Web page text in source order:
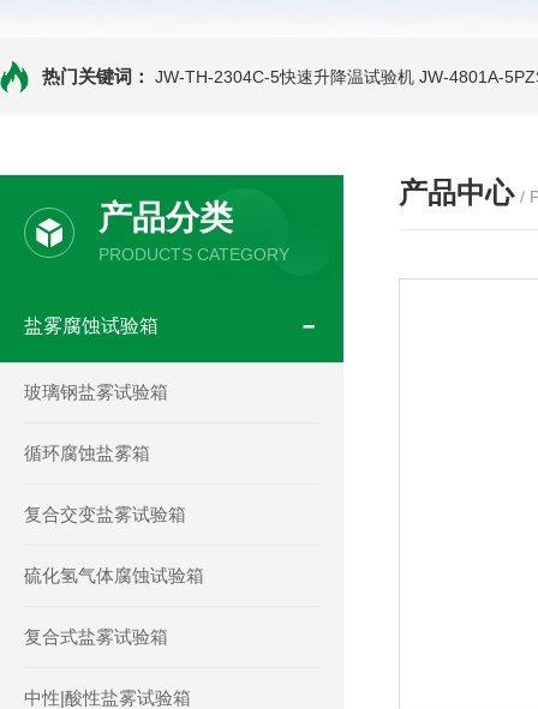
热门关键词： JW-TH-2304C-5快速升降温试验机 JW-4801A-
产品分类
PRODUCTS CATEGORY
盐雾腐蚀试验箱
玻璃钢盐雾试验箱
循环腐蚀盐雾箱
复合交变盐雾试验箱
硫化氢气体腐蚀试验箱
复合式盐雾试验箱
中性|酸性盐雾试验箱
产品中心 /